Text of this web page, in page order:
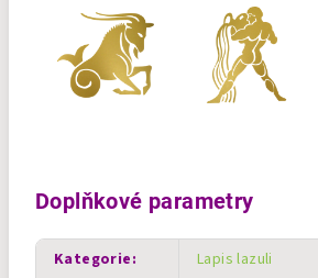
Doplňkové parametry
Kategorie:
Lapis lazuli